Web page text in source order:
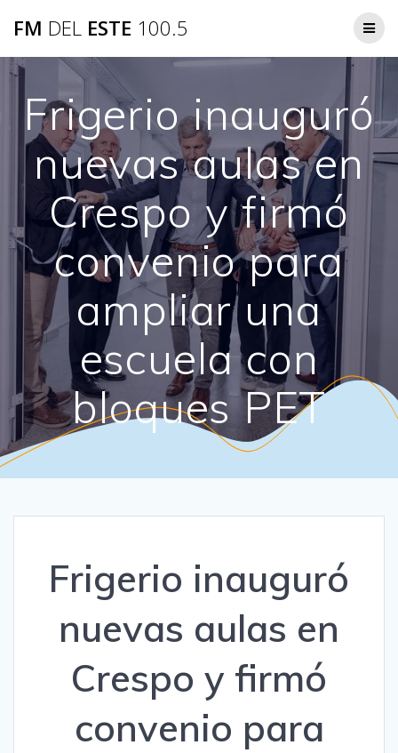
FM DEL ESTE 100.5
Frigerio inauguró
nuevas aulas en
Crespo y firmó
convenio para
ampliar una
escuela con
bloques PET
Frigerio inauguró
nuevas aulas en
Crespo y firmó
convenio para